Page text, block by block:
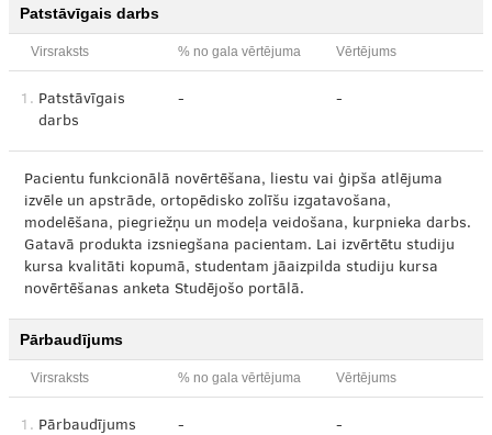
Patstāvīgais darbs
Virsraksts % no gala vērtējuma Vērtējums
1. Patstāvīgais
darbs
- -
Pacientu funkcionālā novērtēšana, liestu vai ģipša atlējuma
izvēle un apstrāde, ortopēdisko zolīšu izgatavošana,
modelēšana, piegriežņu un modeļa veidošana, kurpnieka darbs.
Gatavā produkta izsniegšana pacientam. Lai izvērtētu studiju
kursa kvalitāti kopumā, studentam jāaizpilda studiju kursa
novērtēšanas anketa Studējošo portālā.
Pārbaudījums
Virsraksts % no gala vērtējuma Vērtējums
1. Pārbaudījums - -